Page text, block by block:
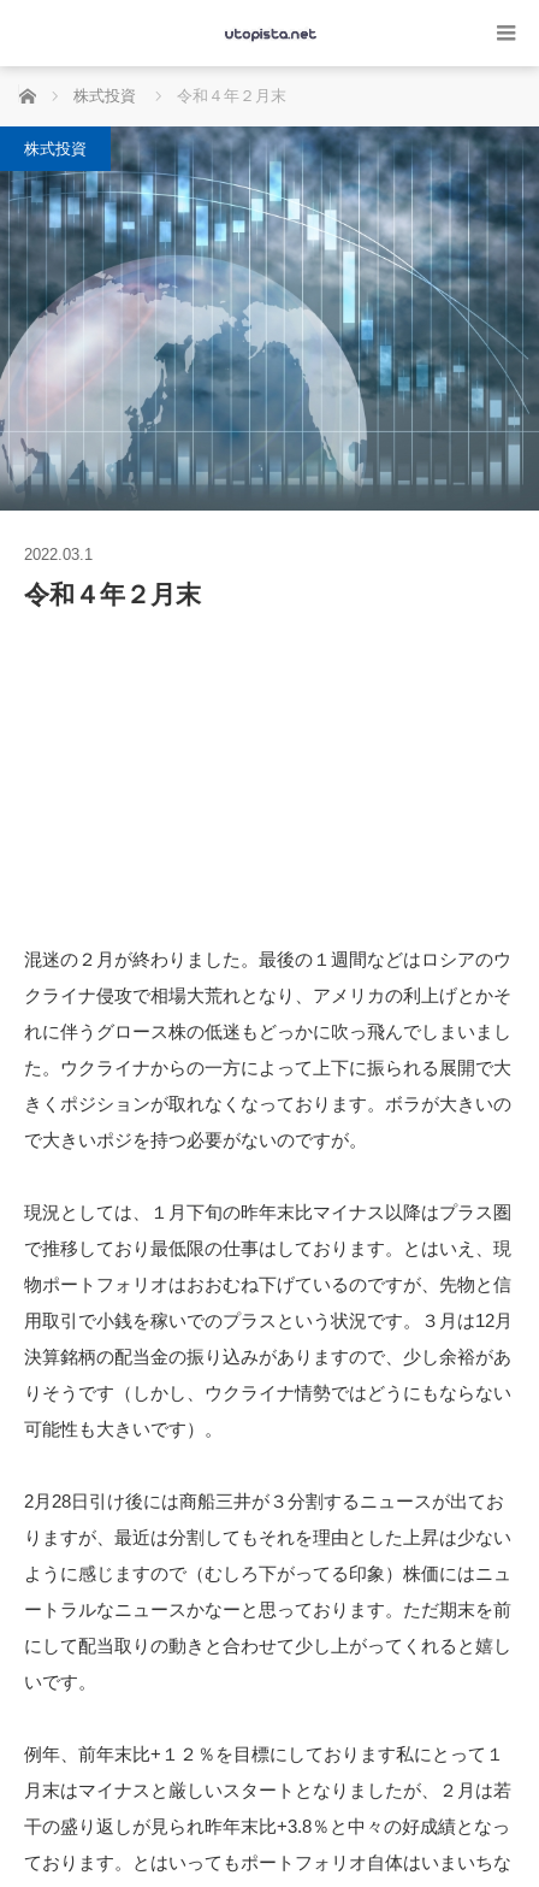
ホーム 株式投資 令和４年２月末
株式投資
2022.03.1
令和４年２月末
混迷の２月が終わりました。最後の１週間などはロシアのウ
クライナ侵攻で相場大荒れとなり、アメリカの利上げとかそ
れに伴うグロース株の低迷もどっかに吹っ飛んでしまいまし
た。ウクライナからの一方によって上下に振られる展開で大
きくポジションが取れなくなっております。ボラが大きいの
で大きいポジを持つ必要がないのですが。
現況としては、１月下旬の昨年末比マイナス以降はプラス圏
で推移しており最低限の仕事はしております。とはいえ、現
物ポートフォリオはおおむね下げているのですが、先物と信
用取引で小銭を稼いでのプラスという状況です。３月は12月
決算銘柄の配当金の振り込みがありますので、少し余裕があ
りそうです（しかし、ウクライナ情勢ではどうにもならない
可能性も大きいです）。
2月28日引け後には商船三井が３分割するニュースが出てお
りますが、最近は分割してもそれを理由とした上昇は少ない
ように感じますので（むしろ下がってる印象）株価にはニュ
ートラルなニュースかなーと思っております。ただ期末を前
にして配当取りの動きと合わせて少し上がってくれると嬉し
いです。
例年、前年末比+１２％を目標にしております私にとって１
月末はマイナスと厳しいスタートとなりましたが、２月は若
干の盛り返しが見られ昨年末比+3.8％と中々の好成績となっ
ております。とはいってもポートフォリオ自体はいまいちな